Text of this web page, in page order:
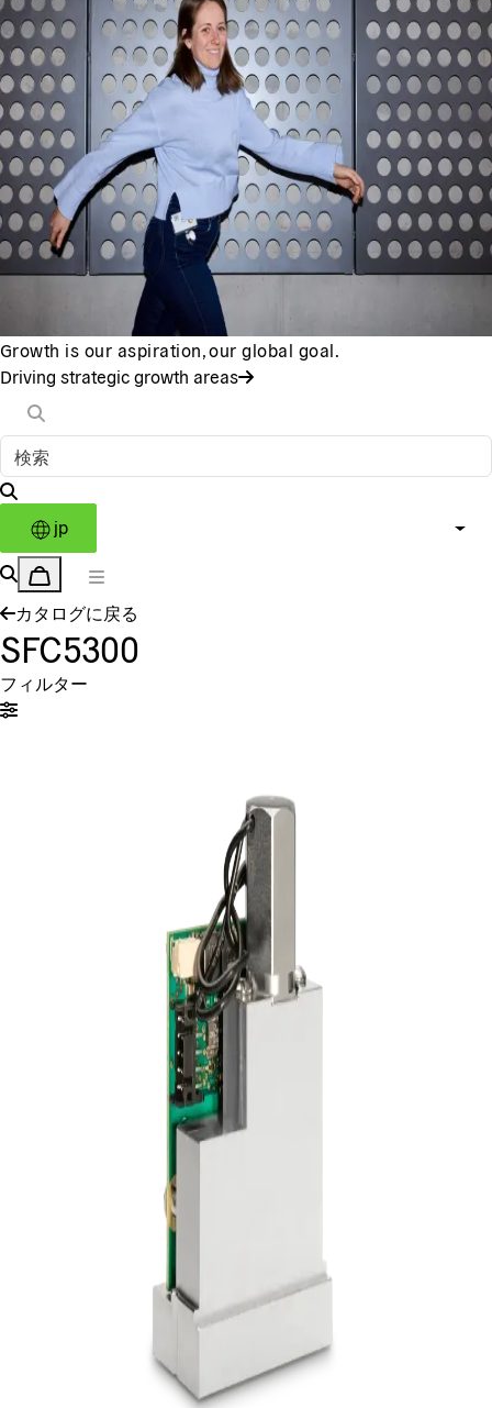
Growth is our aspiration, our global goal.
Driving strategic growth areas
jp
カタログに戻る
SFC5300
フィルター